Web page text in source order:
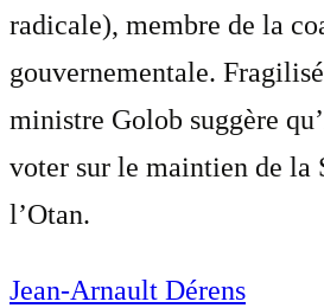
radicale), membre de la
gouvernementale.
ministre Golob suggère
voter sur le maintien de la
l’Otan.
Jean-Arnault Dérens